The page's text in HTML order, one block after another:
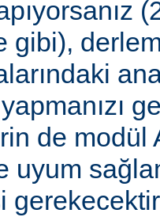
gibi),
de modül
uyum